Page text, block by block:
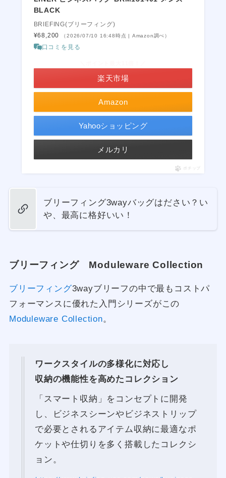
BLACK
BRIEFING(ブリーフィング)
¥68,200
（2026/07/10 16:48時点 | Amazon調べ）
口コミを見る
Amazon
楽天市場
Yahooショッピング
メルカリ
ポチップ
ブリーフィング3wayバッグはださい？い
や、最高に格好いい！
ブリーフィング Moduleware Collection
ブリーフィング3wayブリーフの中で最もコストパ
フォーマンスに優れた入門シリーズがこの
Moduleware Collection。
ワークスタイルの多様化に対応し
収納の機能性を高めたコレクション
「スマート収納」をコンセプトに開発
し、ビジネスシーンやビジネストリップ
で必要とされるアイテム収納に最適なポ
ケットや仕切りを多く搭載したコレクシ
ョン。